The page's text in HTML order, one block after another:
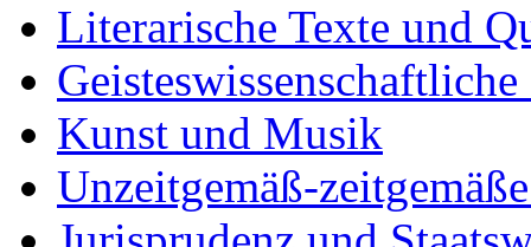
Literarische Texte und
Kunst und Musik
Unzeitgemäß-